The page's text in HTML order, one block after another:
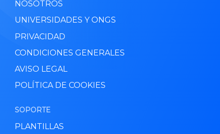
NOSOTROS
UNIVERSIDADES Y ONGS
PRIVACIDAD
CONDICIONES GENERALES
AVISO LEGAL
POLÍTICA DE COOKIES
SOPORTE
PLANTILLAS